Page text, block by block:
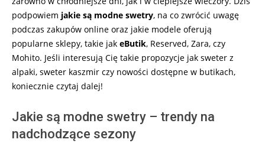
podpowiem jakie są modne swetry, na co zwrócić uwagę
podczas zakupów online oraz jakie modele oferują
popularne sklepy, takie jak eButik, Reserved, Zara, czy
Mohito. Jeśli interesują Cię takie propozycje jak sweter z
alpaki, sweter kaszmir czy nowości dostępne w butikach,
koniecznie czytaj dalej!
Jakie są modne swetry – trendy na
nadchodzące sezony